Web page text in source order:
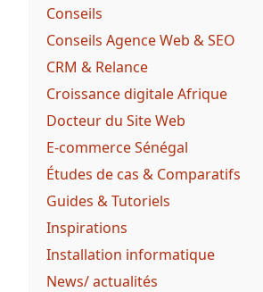
Conseils
Conseils Agence Web & SEO
CRM & Relance
Croissance digitale Afrique
Docteur du Site Web
E-commerce Sénégal
Études de cas & Comparatifs
Guides & Tutoriels
Inspirations
Installation informatique
News/ actualités